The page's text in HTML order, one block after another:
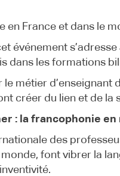
en France et dans le
événement
dans les formations
le métier
créer du lien et de la
: la francophonie en
des
font vibrer la